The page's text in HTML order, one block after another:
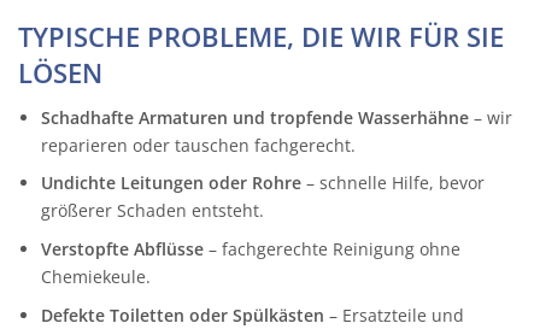
TYPISCHE PROBLEME, DIE WIR FÜR SIE
LÖSEN
Schadhafte Armaturen und tropfende Wasserhähne– wir
reparieren oder tauschen fachgerecht.
Undichte Leitungen oder Rohre– schnelle Hilfe, bevor
größerer Schaden entsteht.
Verstopfte Abflüsse– fachgerechte Reinigung ohne
Chemiekeule.
Defekte Toiletten oder Spülkästen – Ersatzteile und